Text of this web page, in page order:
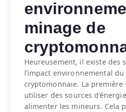
minage de
Heureusement, il existe
l’impact environnemental
cryptomonnaie. La
utiliser des sources
alimenter les mineurs. Cela